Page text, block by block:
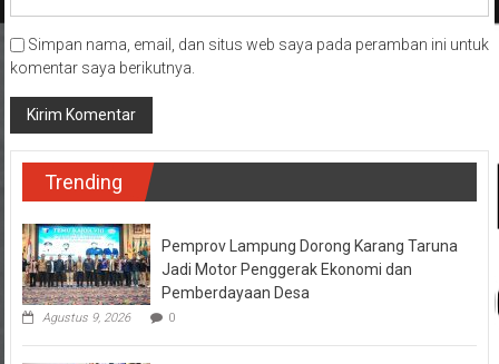
Simpan nama, email, dan situs web saya pada peramban ini untuk
komentar saya berikutnya.
Trending
Pemprov Lampung Dorong Karang Taruna
Jadi Motor Penggerak Ekonomi dan
Pemberdayaan Desa
Agustus 9, 2026 0